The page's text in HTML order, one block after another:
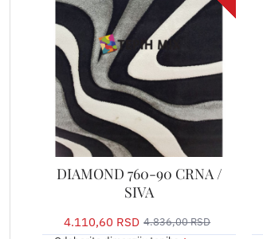
DIAMOND 760-90 CRNA /
SIVA
4.110,60 RSD 4.836,00 RSD